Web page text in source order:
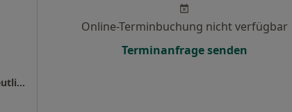
Zahnarztpraxis Tibor Kerschbaumer Zahnarzt Reutlingen
Online-Terminbuchung nicht verfügbar
Terminanfrage senden